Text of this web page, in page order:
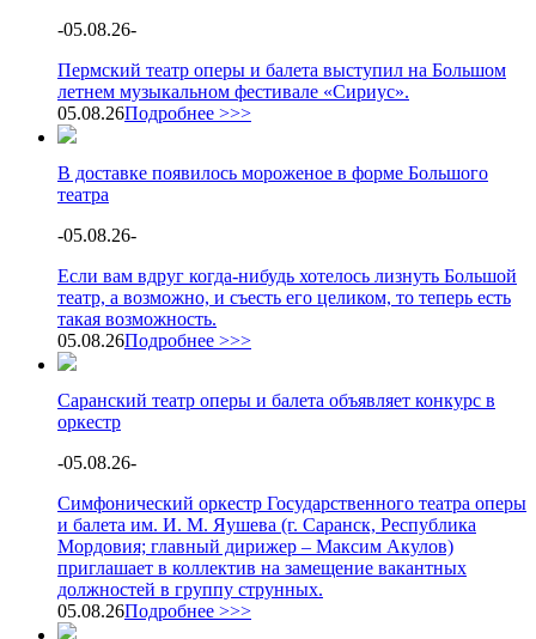
-05.08.26-
Пермский театр оперы и балета выступил на Большом
летнем музыкальном фестивале «Сириус».
05.08.26Подробнее >>>
В доставке появилось мороженое в форме Большого
театра
-05.08.26-
Если вам вдруг когда-нибудь хотелось лизнуть Большой
театр, а возможно, и съесть его целиком, то теперь есть
такая возможность.
05.08.26Подробнее >>>
Саранский театр оперы и балета объявляет конкурс в
оркестр
-05.08.26-
Симфонический оркестр Государственного театра оперы
и балета им. И. М. Яушева (г. Саранск, Республика
Мордовия; главный дирижер – Максим Акулов)
приглашает в коллектив на замещение вакантных
должностей в группу струнных.
05.08.26Подробнее >>>